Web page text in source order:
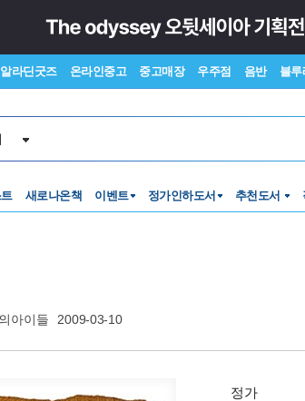
알라딘굿즈 온라인중고 중고매장 우주점 음반 블루
새로나온책 이벤트 정가인하도서 추천도서
아이들 2009-03-10
정가